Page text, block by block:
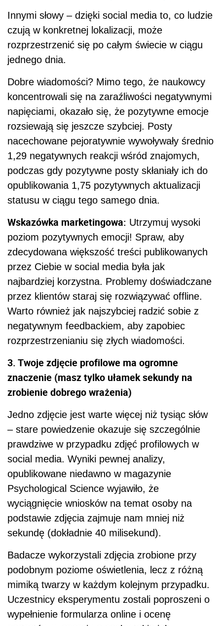
Innymi słowy – dzięki social media to, co ludzie
czują w konkretnej lokalizacji, może
rozprzestrzenić się po całym świecie w ciągu
jednego dnia.
Dobre wiadomości? Mimo tego, że naukowcy
koncentrowali się na zaraźliwości negatywnymi
napięciami, okazało się, że pozytywne emocje
rozsiewają się jeszcze szybciej. Posty
nacechowane pejoratywnie wywoływały średnio
1,29 negatywnych reakcji wśród znajomych,
podczas gdy pozytywne posty skłaniały ich do
opublikowania 1,75 pozytywnych aktualizacji
statusu w ciągu tego samego dnia.
Wskazówka marketingowa: Utrzymuj wysoki
poziom pozytywnych emocji! Spraw, aby
zdecydowana większość treści publikowanych
przez Ciebie w social media była jak
najbardziej korzystna. Problemy doświadczane
przez klientów staraj się rozwiązywać offline.
Warto również jak najszybciej radzić sobie z
negatywnym feedbackiem, aby zapobiec
rozprzestrzenianiu się złych wiadomości.
3. Twoje zdjęcie profilowe ma ogromne
znaczenie (masz tylko ułamek sekundy na
zrobienie dobrego wrażenia)
Jedno zdjęcie jest warte więcej niż tysiąc słów
– stare powiedzenie okazuje się szczególnie
prawdziwe w przypadku zdjęć profilowych w
social media. Wyniki pewnej analizy,
opublikowane niedawno w magazynie
Psychological Science wyjawiło, że
wyciągnięcie wniosków na temat osoby na
podstawie zdjęcia zajmuje nam mniej niż
sekundę (dokładnie 40 milisekund).
Badacze wykorzystali zdjęcia zrobione przy
podobnym poziome oświetlenia, lecz z różną
mimiką twarzy w każdym kolejnym przypadku.
Uczestnicy eksperymentu zostali poproszeni o
wypełnienie formularza online i ocenę